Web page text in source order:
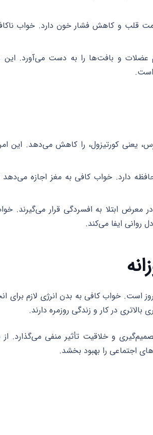
قلب و کاهش فشار خون دارد. خواب
عضلات و بافت‌ها را به دست می‌آورد. این
است.
یعنی کورتیزول، را کاهش می‌دهد. این
دارد. خواب کافی به مغز اجازه می‌دهد
معرض ابتلا به افسردگی قرار می‌گیرند.
روانی ایفا می‌کند.
است. خواب کافی به بدن انرژی لازم برای
در کار و زندگی روزمره دارند.
و خلاقیت تأثیر منفی می‌گذارد. از
اجتماعی را بهبود بخشد.